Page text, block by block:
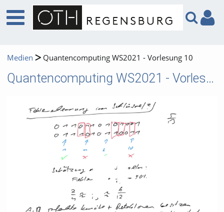
Medien Quantencomputing WS2021 - Vorlesung 10
Quantencomputing WS2021 - Vorlesung 10